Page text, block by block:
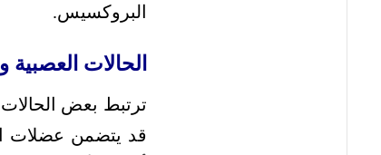
البروكسيس.
الحالات العصبية
ترتبط بعض
قد يتضمن عضلات